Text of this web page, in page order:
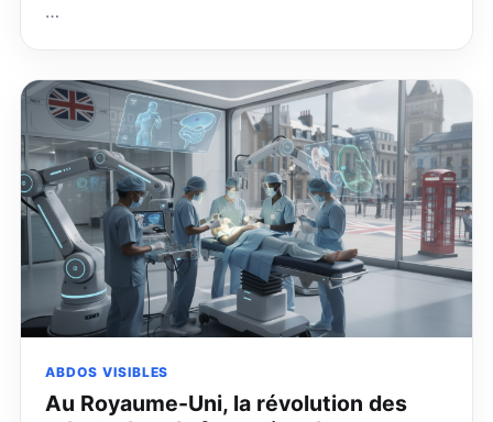
…
ABDOS VISIBLES
Au Royaume-Uni, la révolution des